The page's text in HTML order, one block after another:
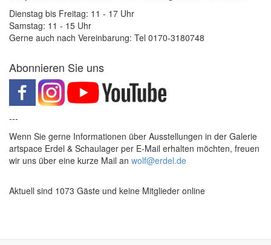
Dienstag bis Freitag: 11 - 17 Uhr
Samstag: 11 - 15 Uhr
Gerne auch nach Vereinbarung: Tel 0170-3180748
Abonnieren Sie uns
---
Wenn Sie gerne Informationen über Ausstellungen in der Galerie
artspace Erdel & Schaulager per E-Mail erhalten möchten, freuen
wir uns über eine kurze Mail an wolf@erdel.de
Aktuell sind 1073 Gäste und keine Mitglieder online